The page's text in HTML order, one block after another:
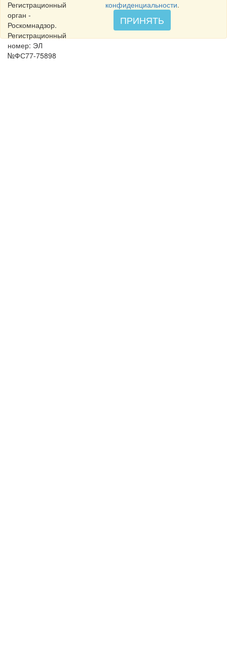
Регистрационный
орган -
Роскомнадзор.
Регистрационный
номер: ЭЛ
№ФС77-75898
конфиденциальности.
ПРИНЯТЬ